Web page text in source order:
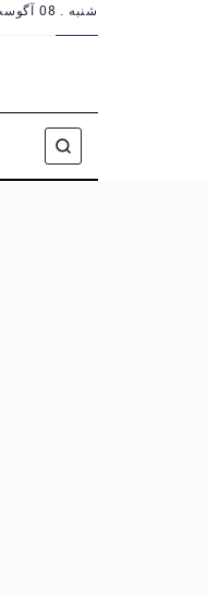
شنبه . 08 آگوست . 2026